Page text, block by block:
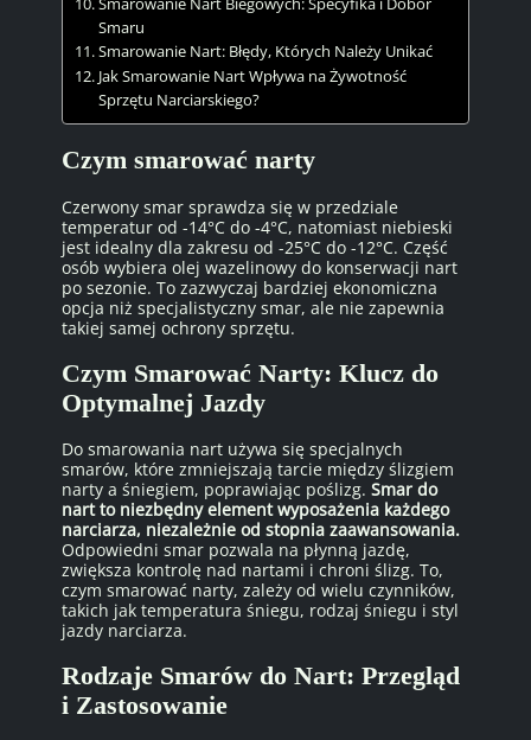
Smaru
Smarowanie Nart: Błędy, Których Należy Unikać
Jak Smarowanie Nart Wpływa na Żywotność
Sprzętu Narciarskiego?
Czym smarować narty
Czerwony smar sprawdza się w przedziale
temperatur od -14°C do -4°C, natomiast niebieski
jest idealny dla zakresu od -25°C do -12°C. Część
osób wybiera olej wazelinowy do konserwacji nart
po sezonie. To zazwyczaj bardziej ekonomiczna
opcja niż specjalistyczny smar, ale nie zapewnia
takiej samej ochrony sprzętu.
Czym Smarować Narty: Klucz do
Optymalnej Jazdy
Do smarowania nart używa się specjalnych
smarów, które zmniejszają tarcie między ślizgiem
narty a śniegiem, poprawiając poślizg. Smar do
nart to niezbędny element wyposażenia każdego
narciarza, niezależnie od stopnia zaawansowania.
Odpowiedni smar pozwala na płynną jazdę,
zwiększa kontrolę nad nartami i chroni ślizg. To,
czym smarować narty, zależy od wielu czynników,
takich jak temperatura śniegu, rodzaj śniegu i styl
jazdy narciarza.
Rodzaje Smarów do Nart: Przegląd
i Zastosowanie